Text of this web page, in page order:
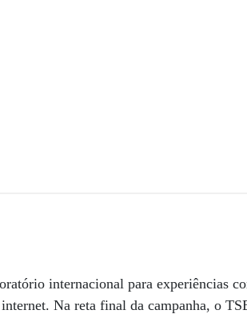
internacional para experiências
Na reta final da campanha, o